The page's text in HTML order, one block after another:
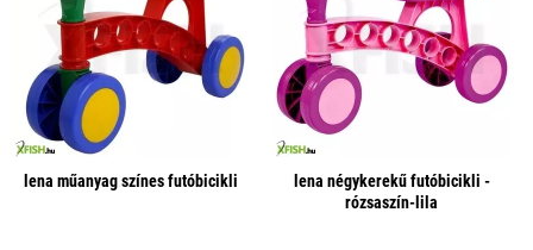
lena műanyag színes futóbicikli
lena négykerekű futóbicikli -
rózsaszín-lila